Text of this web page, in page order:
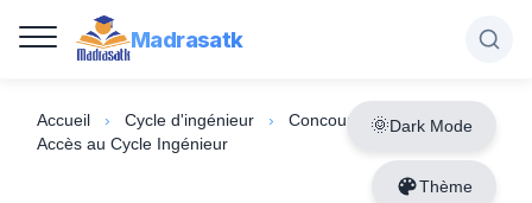
Madrasatk
Dark Mode
Thème
Accueil › Cycle d'ingénieur ›
Concours ENSIAS 2026 :
Accès au Cycle Ingénieur